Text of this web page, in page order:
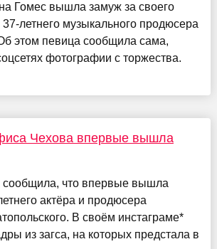
Гомес вышла замуж за своего
летнего музыкального продюсера
этом певица сообщила сама,
фотографии с торжества.
Чехова впервые вышла
что впервые вышла
актёра и продюсера
В своём инстаграме*
из загса, на которых предстала в